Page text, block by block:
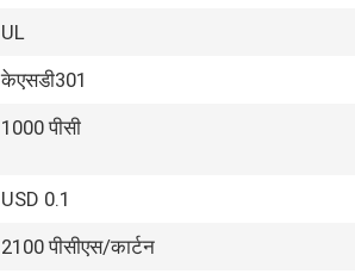
UL
केएसडी301
1000 पीसी
USD 0.1
2100 पीसीएस/कार्टन